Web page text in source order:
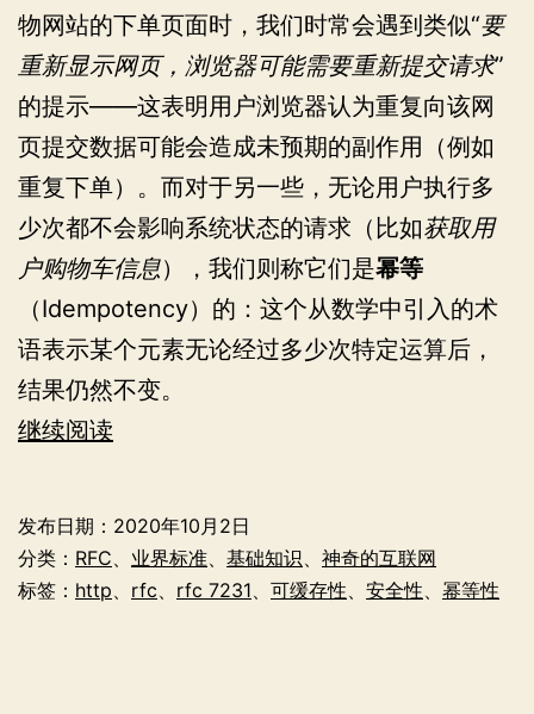
物网站的下单页面时，我们时常会遇到类似“要
重新显示网页，浏览器可能需要重新提交请求”
的提示——这表明用户浏览器认为重复向该网
页提交数据可能会造成未预期的副作用（例如
重复下单）。而对于另一些，无论用户执行多
少次都不会影响系统状态的请求（比如获取用
户购物车信息），我们则称它们是幂等
（Idempotency）的：这个从数学中引入的术
语表示某个元素无论经过多少次特定运算后，
结果仍然不变。
继续阅读
及
其
发布日期： 2020年10月2日
分类： RFC 业界标准 基础知识
神奇的互联网
标签： http rfc rfc 7231 可缓存性 安全性 幂等性